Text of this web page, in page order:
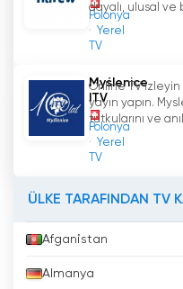
Polonya
Yerel
TV
dayalı, ulusal
Myślenice
ITV
Polonya
Yerel
TV
Online TV izleyin
yayın yapın.
tutkularını ve
ÜLKE TARAFINDAN TV
Afganistan
Almanya